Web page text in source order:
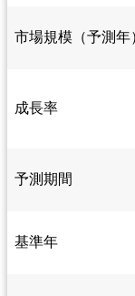
市場規模（予測年
成長率
予測期間
基準年